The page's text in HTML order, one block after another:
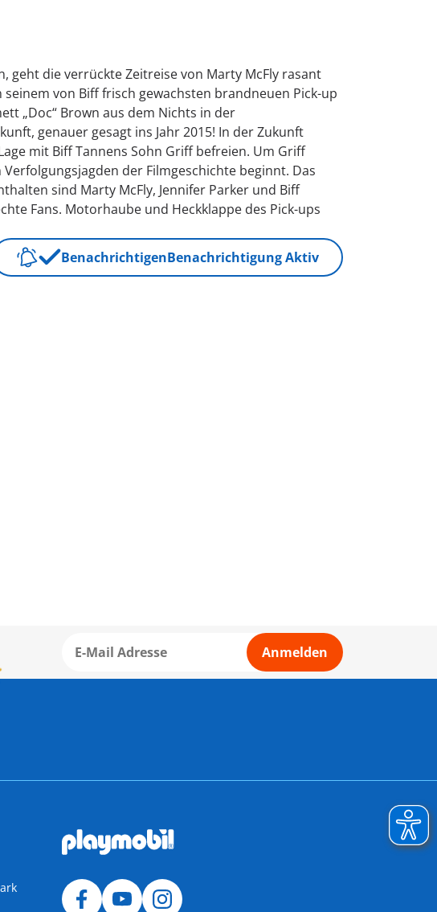
geht die verrückte Zeitreise von Marty McFly rasant
von Biff frisch gewachsten brandneuen Pick-up
„Doc“ Brown aus dem Nichts in der
genauer gesagt ins Jahr 2015! In der Zukunft
mit Biff Tannens Sohn Griff befreien. Um Griff
der Filmgeschichte beginnt. Das
sind Marty McFly, Jennifer Parker und Biff
Fans. Motorhaube und Heckklappe des Pick-ups
BenachrichtigenBenachrichtigung Aktiv
Anmelden